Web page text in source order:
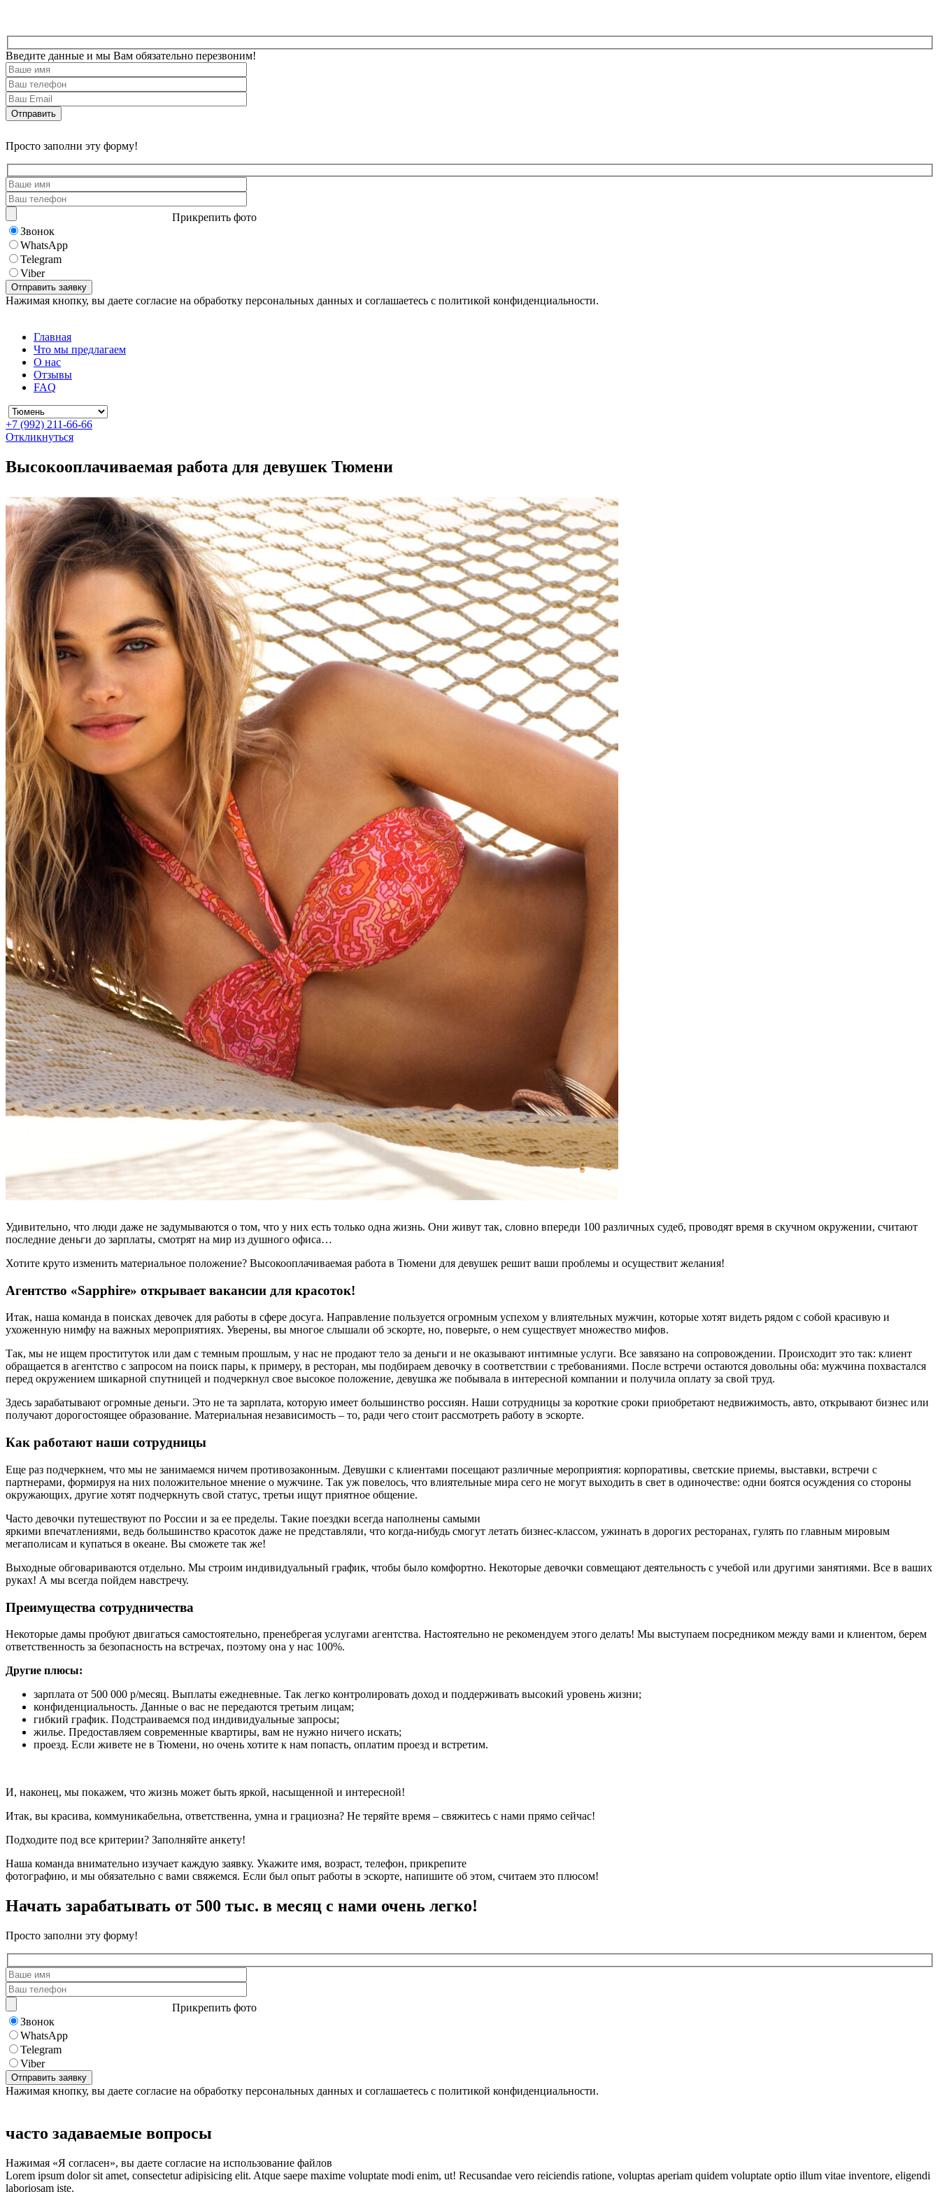
Введите данные и мы Вам обязательно перезвоним!
Просто заполни эту форму!
Прикрепить фото
Звонок
WhatsApp
Telegram
Viber
Нажимая кнопку, вы даете согласие на обработку персональных данных и соглашаетесь с политикой конфиденциальности.
Главная
Что мы предлагаем
О нас
Отзывы
FAQ
+7 (992) 211-66-66
Откликнуться
Высокооплачиваемая работа для девушек Тюмени
Удивительно, что люди даже не задумываются о том, что у них есть только одна жизнь. Они живут так, словно впереди 100 различных судеб, проводят время в скучном окружении, считают
последние деньги до зарплаты, смотрят на мир из душного офиса…
Хотите круто изменить материальное положение? Высокооплачиваемая работа в Тюмени для девушек решит ваши проблемы и осуществит желания!
Агентство «Sapphire» открывает вакансии для красоток!
Итак, наша команда в поисках девочек для работы в сфере досуга. Направление пользуется огромным успехом у влиятельных мужчин, которые хотят видеть рядом с собой красивую и
ухоженную нимфу на важных мероприятиях. Уверены, вы многое слышали об эскорте, но, поверьте, о нем существует множество мифов.
Так, мы не ищем проституток или дам с темным прошлым, у нас не продают тело за деньги и не оказывают интимные услуги. Все завязано на сопровождении. Происходит это так: клиент
обращается в агентство с запросом на поиск пары, к примеру, в ресторан, мы подбираем девочку в соответствии с требованиями. После встречи остаются довольны оба: мужчина похвастался
перед окружением шикарной спутницей и подчеркнул свое высокое положение, девушка же побывала в интересной компании и получила оплату за свой труд.
Здесь зарабатывают огромные деньги. Это не та зарплата, которую имеет большинство россиян. Наши сотрудницы за короткие сроки приобретают недвижимость, авто, открывают бизнес или
получают дорогостоящее образование. Материальная независимость – то, ради чего стоит рассмотреть работу в эскорте.
Как работают наши сотрудницы
Еще раз подчеркнем, что мы не занимаемся ничем противозаконным. Девушки с клиентами посещают различные мероприятия: корпоративы, светские приемы, выставки, встречи с
партнерами, формируя на них положительное мнение о мужчине. Так уж повелось, что влиятельные мира сего не могут выходить в свет в одиночестве: одни боятся осуждения со стороны
окружающих, другие хотят подчеркнуть свой статус, третьи ищут приятное общение.
Часто девочки путешествуют по России и за ее пределы. Такие поездки всегда наполнены самыми
яркими впечатлениями, ведь большинство красоток даже не представляли, что когда-нибудь смогут летать бизнес-классом, ужинать в дорогих ресторанах, гулять по главным мировым
мегаполисам и купаться в океане. Вы сможете так же!
Выходные обговариваются отдельно. Мы строим индивидуальный график, чтобы было комфортно. Некоторые девочки совмещают деятельность с учебой или другими занятиями. Все в ваших
руках! А мы всегда пойдем навстречу.
Преимущества сотрудничества
Некоторые дамы пробуют двигаться самостоятельно, пренебрегая услугами агентства. Настоятельно не рекомендуем этого делать! Мы выступаем посредником между вами и клиентом, берем
ответственность за безопасность на встречах, поэтому она у нас 100%.
Другие плюсы:
зарплата от 500 000 р/месяц. Выплаты ежедневные. Так легко контролировать доход и поддерживать высокий уровень жизни;
конфиденциальность. Данные о вас не передаются третьим лицам;
гибкий график. Подстраиваемся под индивидуальные запросы;
жилье. Предоставляем современные квартиры, вам не нужно ничего искать;
проезд. Если живете не в Тюмени, но очень хотите к нам попасть, оплатим проезд и встретим.
И, наконец, мы покажем, что жизнь может быть яркой, насыщенной и интересной!
Итак, вы красива, коммуникабельна, ответственна, умна и грациозна? Не теряйте время – свяжитесь с нами прямо сейчас!
Подходите под все критерии? Заполняйте анкету!
Наша команда внимательно изучает каждую заявку. Укажите имя, возраст, телефон, прикрепите
фотографию, и мы обязательно с вами свяжемся. Если был опыт работы в эскорте, напишите об этом, считаем это плюсом!
Начать зарабатывать от 500 тыс. в месяц с нами очень легко!
Просто заполни эту форму!
Прикрепить фото
Звонок
WhatsApp
Telegram
Viber
Нажимая кнопку, вы даете согласие на обработку персональных данных и соглашаетесь с политикой конфиденциальности.
часто задаваемые вопросы
Нажимая «Я согласен», вы даете согласие на использование файлов
Lorem ipsum dolor sit amet, consectetur adipisicing elit. Atque saepe maxime voluptate modi enim, ut! Recusandae vero reiciendis ratione, voluptas aperiam quidem voluptate optio illum vitae inventore, eligendi
laboriosam iste.